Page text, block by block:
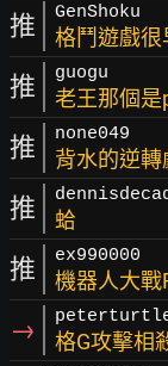
推 GenShoku
格鬥遊戲很
推 guogu
老王那個是
推 none049
背水的逆
推 蛤
推 ex990000
機器人大戰
→ 格G攻擊相